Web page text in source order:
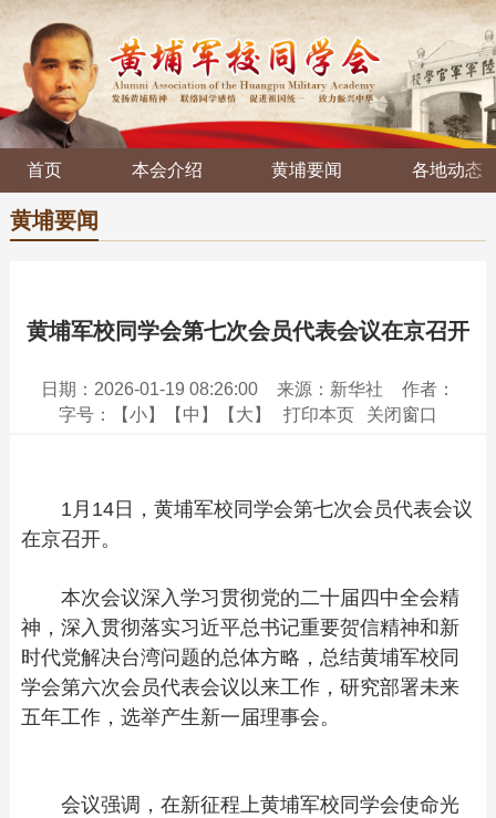
首页 本会介绍 黄埔要闻 各地动态
黄埔要闻
黄埔军校同学会第七次会员代表会议在京召开
日期：2026-01-19 08:26:00 来源：新华社
作者：
字号：
【小】 【中】 【大】 打印本页 关闭窗口
1月14日，黄埔军校同学会第七次会员代表会议
在京召开。
本次会议深入学习贯彻党的二十届四中全会精
神，深入贯彻落实习近平总书记重要贺信精神和新
时代党解决台湾问题的总体方略，总结黄埔军校同
学会第六次会员代表会议以来工作，研究部署未来
五年工作，选举产生新一届理事会。
会议强调，在新征程上黄埔军校同学会使命光